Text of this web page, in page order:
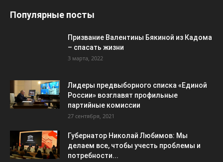
Популярные посты
Призвание Валентины Бякиной из Кадома
– спасать жизни
3 марта, 2022
Лидеры предвыборного списка «Единой
России» возглавят профильные
партийные комиссии
27 сентября, 2021
Губернатор Николай Любимов: Мы
делаем все, чтобы учесть проблемы и
потребности...